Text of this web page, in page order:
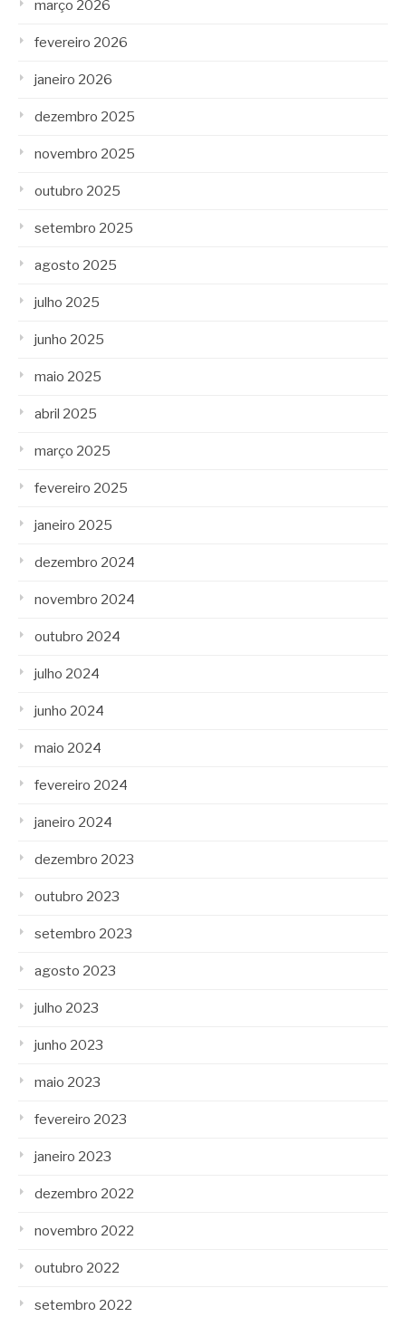
março 2026
fevereiro 2026
janeiro 2026
dezembro 2025
novembro 2025
outubro 2025
setembro 2025
agosto 2025
julho 2025
junho 2025
maio 2025
abril 2025
março 2025
fevereiro 2025
janeiro 2025
dezembro 2024
novembro 2024
outubro 2024
julho 2024
junho 2024
maio 2024
fevereiro 2024
janeiro 2024
dezembro 2023
outubro 2023
setembro 2023
agosto 2023
julho 2023
junho 2023
maio 2023
fevereiro 2023
janeiro 2023
dezembro 2022
novembro 2022
outubro 2022
setembro 2022